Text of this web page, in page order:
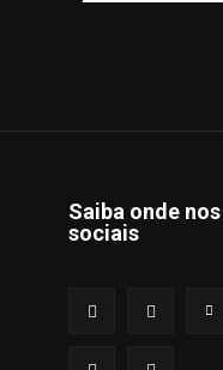
Saiba onde
sociais